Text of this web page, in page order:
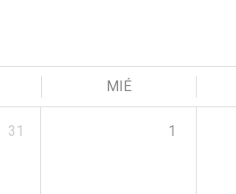
MIÉ
31 1